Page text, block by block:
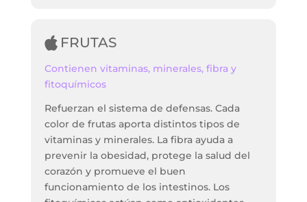
FRUTAS
Contienen vitaminas, minerales, fibra y
fitoquímicos
Refuerzan el sistema de defensas. Cada
color de frutas aporta distintos tipos de
vitaminas y minerales. La fibra ayuda a
prevenir la obesidad, protege la salud del
corazón y promueve el buen
funcionamiento de los intestinos. Los